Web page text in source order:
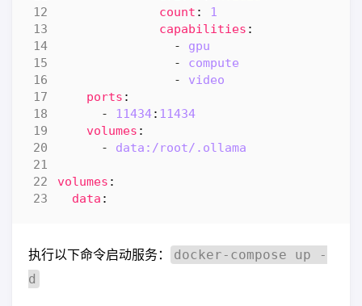
count :
1
capabilities :
- gpu
- compute
- video
ports :
- 11434: 11434
volumes :
- data:/root/.ollama
volumes :
data :
执行以下命令启动服务：
docker-compose up -
d